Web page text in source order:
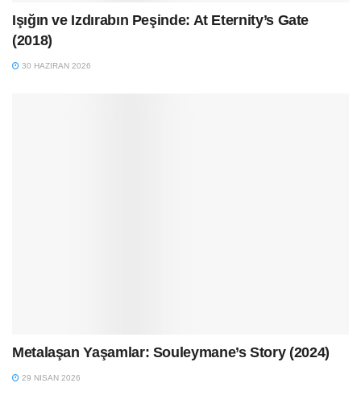
Işığın ve Izdırabın Peşinde: At Eternity’s Gate
(2018)
30 HAZIRAN 2026
Metalaşan Yaşamlar: Souleymane’s Story (2024)
29 NISAN 2026